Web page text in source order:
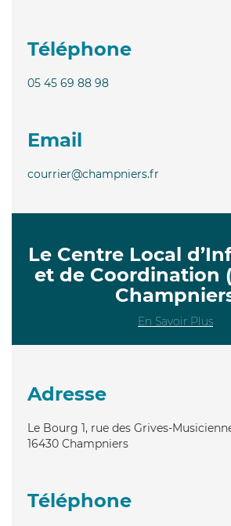
Téléphone
05 45 69 88 98
Email
courrier@champniers.fr
Le Centre Local
et de Coordination
En Savoir Plus
Adresse
Le Bourg 1, rue des Grives-
16430 Champniers
Téléphone